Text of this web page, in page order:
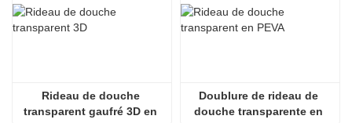
Rideau de douche
transparent gaufré 3D en
Doublure de rideau de
douche transparente en